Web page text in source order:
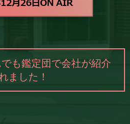
も鑑定団で会社が紹介
ました！